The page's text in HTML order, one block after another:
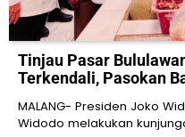
Tinjau Pasar
Terkendali, Pasokan
MALANG- Presiden Joko
Widodo melakukan